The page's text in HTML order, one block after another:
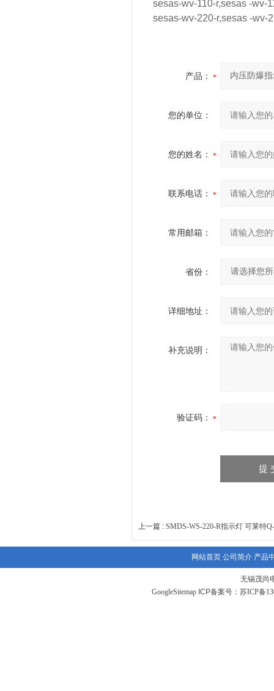
sesas-wv-110-r,sesas -wv-
sesas-wv-220-r,sesas -wv-
产品：
您的单位：
您的姓名：
联系电话：
常用邮箱：
省份：
详细地址：
补充说明：
验证码：
上一篇 : SMDS-WS-220-R指示灯 可莱特
网站首页 公司简介 产品
无锡茂尚
GoogleSitemapICP备案号： 苏ICP备